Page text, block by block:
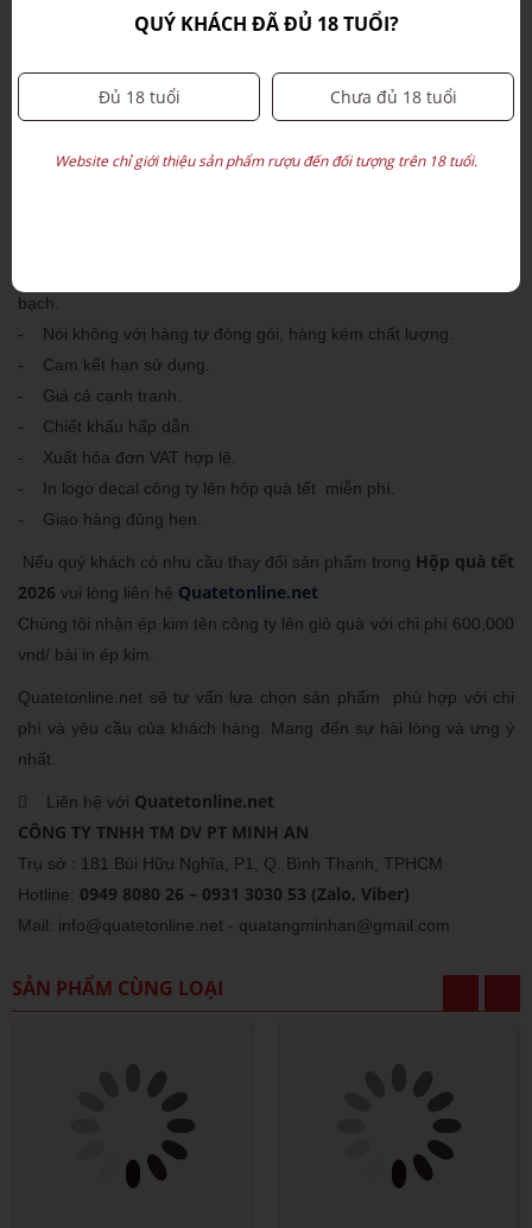
lượng thì không được như quảng cáo. Bạn nên trang bị kiến thức
Quatetonline.net là đơn vị UY TÍN HÀNG ĐẦU trong dịch vụ
Quà Tết.
Công ty Minh An
bạch.
- Nói không với hàng tự đóng gói, hàng kém chất lượng.
- Cam kết hạn sử dụng.
- Giá cả cạnh tranh.
- Chiết khấu hấp dẫn.
- Xuất hóa đơn VAT hợp lệ.
- In logo decal công ty lên hộp quà tết miễn phí.
- Giao hàng đúng hẹn.
Nếu quý khách có nhu cầu thay đổi sản phẩm trong Hộp quà tết
2026 vui lòng liên hệ Quatetonline.net
Chúng tôi nhận ép kim tên công ty lên giỏ quà với chi phí 600,000
vnd/ bài in ép kim.
Quatetonline.net sẽ tư vấn lựa chọn sản phẩm phù hợp với chi
phí và yêu cầu của khách hàng. Mang đến sự hài lòng và ưng ý
nhất.
 Liên hệ với Quatetonline.net
CÔNG TY TNHH TM DV PT MINH AN
Trụ sở : 181 Bùi Hữu Nghĩa, P1, Q. Bình Thạnh, TPHCM
Hotline: 0949 8080 26 – 0931 3030 53 (Zalo, Viber)
Mail: info@quatetonline.net - quatangminhan@gmail.com
SẢN PHẨM CÙNG LOẠI
QUÝ KHÁCH ĐÃ ĐỦ 18 TUỔI?
Đủ 18 tuổi Chưa đủ 18 tuổi
Website chỉ giới thiệu sản phẩm rượu đến đối tượng trên 18 tuổi.